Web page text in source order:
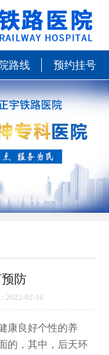
路线 预约挂号
防
2022-02-16
康良好个性的养
的，其中，后天环